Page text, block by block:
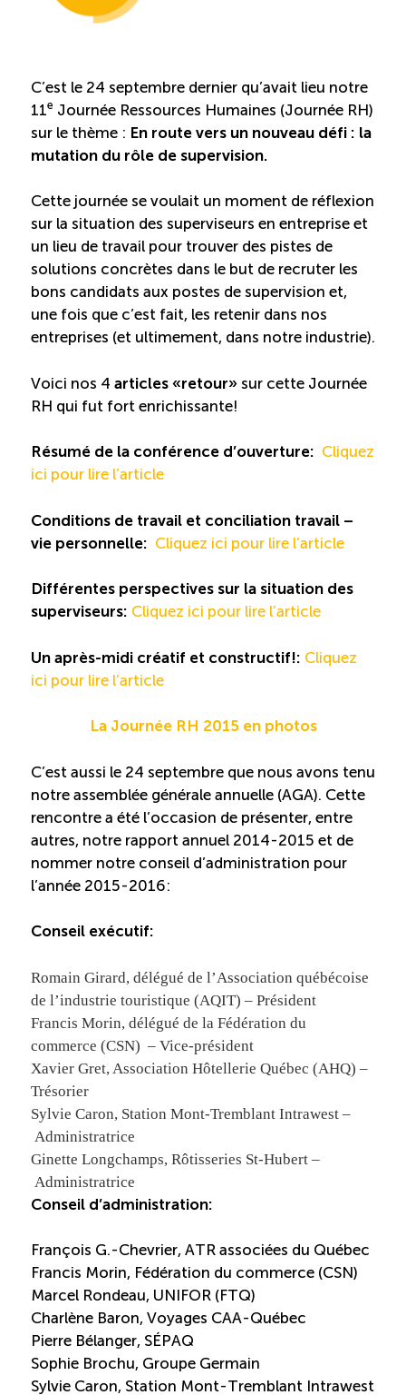
Balados
Programmes d’aide et subventions
Ressources
Compétences et formations
Nouvelles formations
Formation sur mesure
Programme EMERIT
Apprentissage en milieu de travail
Reconnaissance des compétences
Bilan et reconnaissance des acquis
Diagnostic Nord-du-Québec
Programme de francisation
Norme entretien ménager
Boomerang
Saisonnalité
Chantier sur la saisonnalité
Bassins de main-d’oeuvre diversifiés
Catalogue de formations en ligne
ÉTUDES
EN
INFOLETTRE
DU CQRHT
C’est le 24 septembre dernier qu’avait lieu notre
11e Journée Ressources Humaines (Journée RH)
sur le thème : En route vers un nouveau défi : la
mutation du rôle de supervision.
Cette journée se voulait un moment de réflexion
sur la situation des superviseurs en entreprise et
un lieu de travail pour trouver des pistes de
solutions concrètes dans le but de recruter les
bons candidats aux postes de supervision et,
une fois que c’est fait, les retenir dans nos
entreprises (et ultimement, dans notre industrie).
Voici nos 4 articles «retour» sur cette Journée
RH qui fut fort enrichissante!
Résumé de la conférence d’ouverture: Cliquez
ici pour lire l’article
Conditions de travail et conciliation travail –
vie personnelle: Cliquez ici pour lire l’article
Différentes perspectives sur la situation des
superviseurs: Cliquez ici pour lire l’article
Un après-midi créatif et constructif!: Cliquez
ici pour lire l’article
La Journée RH 2015 en photos
C’est aussi le 24 septembre que nous avons tenu
notre assemblée générale annuelle (AGA). Cette
rencontre a été l’occasion de présenter, entre
autres, notre rapport annuel 2014-2015 et de
nommer notre conseil d’administration pour
l’année 2015-2016:
Conseil exécutif:
Romain Girard, délégué de l’Association québécoise
de l’industrie touristique (AQIT) – Président
Francis Morin, délégué de la Fédération du
commerce (CSN) – Vice-président
Xavier Gret, Association Hôtellerie Québec (AHQ) –
Trésorier
Sylvie Caron, Station Mont-Tremblant Intrawest –
Administratrice
Ginette Longchamps, Rôtisseries St-Hubert –
Administratrice
Conseil d’administration:
François G.-Chevrier, ATR associées du Québec
Francis Morin, Fédération du commerce (CSN)
Marcel Rondeau, UNIFOR (FTQ)
Charlène Baron, Voyages CAA-Québec
Pierre Bélanger, SÉPAQ
Sophie Brochu, Groupe Germain
Sylvie Caron, Station Mont-Tremblant Intrawest